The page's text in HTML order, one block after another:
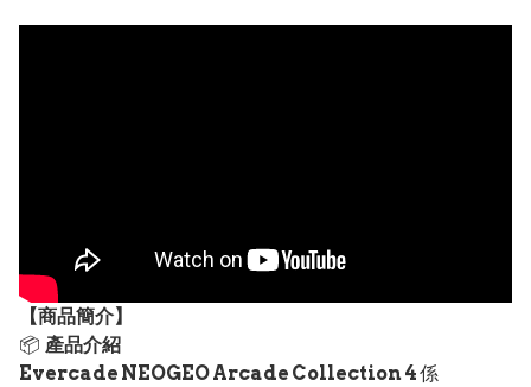
【商品簡介】
📦 產品介紹
Evercade NEOGEO Arcade Collection 4係